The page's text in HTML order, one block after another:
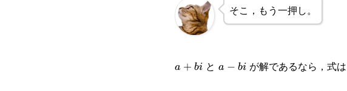
そこ，もう一押し。
a+bi
a + biと a-
a − biが解であるなら，式は